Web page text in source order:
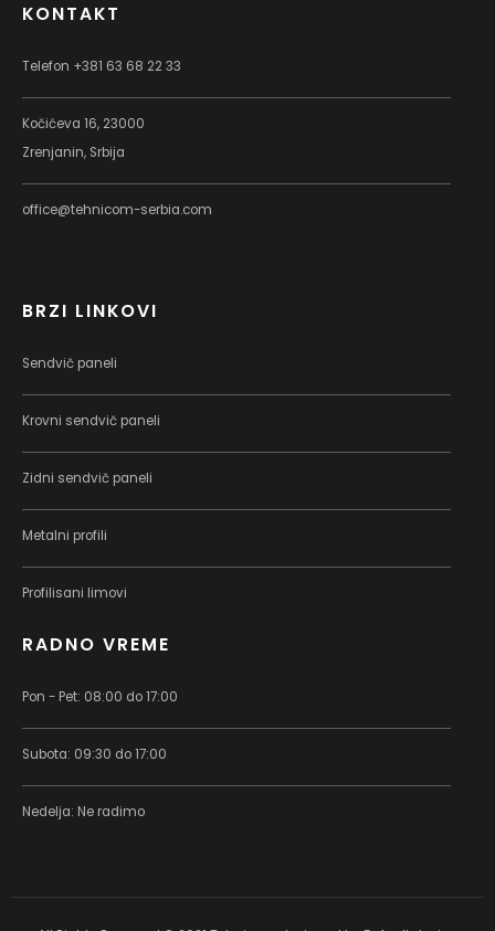
KONTAKT
Telefon +381 63 68 22 33
Kočićeva 16, 23000
Zrenjanin, Srbija
office@tehnicom-serbia.com
BRZI LINKOVI
Sendvič paneli
Krovni sendvič paneli
Zidni sendvič paneli
Metalni profili
Profilisani limovi
RADNO VREME
Pon - Pet: 08:00 do 17:00
Subota: 09:30 do 17:00
Nedelja: Ne radimo